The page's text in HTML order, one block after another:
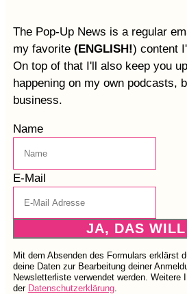
The Pop-Up News is a regular
my favorite (ENGLISH!) content
On top of that I'll also keep you
happening on my own podcasts,
business.
Name
E-Mail
JA, DAS
Mit dem Absenden des Formulars erklärst
deine Daten zur Bearbeitung deiner
Newsletterliste verwendet werden. Weitere
der Datenschutzerklärung.